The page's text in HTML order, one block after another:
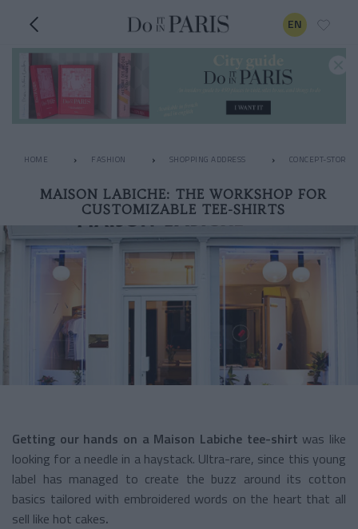
EN
HOME FASHION SHOPPING ADDRESS CONCEPT-STORES
MAISON LABICHE: THE WORKSHOP FOR
CUSTOMIZABLE TEE-SHIRTS
Getting our hands on a Maison Labiche tee-shirt was like
looking for a needle in a haystack. Ultra-rare, since this young
label has managed to create the buzz around its cotton
basics tailored with embroidered words on the heart that all
sell like hot cakes.